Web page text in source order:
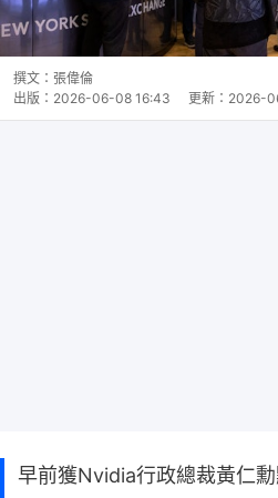
撰文： 張偉倫
出版： 2026-06-08 16:43 更新： 2026-
早前獲Nvidia行政總裁黃仁